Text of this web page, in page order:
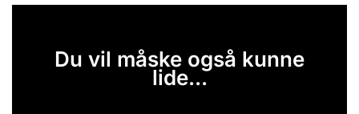
Du vil måske også kunne
lide...